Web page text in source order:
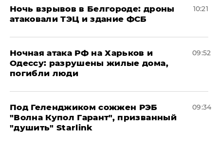
​Ночь взрывов в Белгороде: дроны
атаковали ТЭЦ и здание ФСБ
10:21
​Ночная атака РФ на Харьков и
Одессу: разрушены жилые дома,
погибли люди
09:52
Под Геленджиком сожжен РЭБ
"Волна Купол Гарант", призванный
"душить" Starlink
09:34